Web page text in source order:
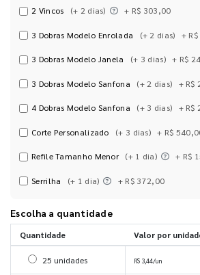
2 Vincos (+ 2 dias) + R$ 303,00
3 Dobras Modelo Enrolada (+ 2 dias) +
3 Dobras Modelo Janela (+ 3 dias) + R$
3 Dobras Modelo Sanfona (+ 2 dias) + R$
4 Dobras Modelo Sanfona (+ 3 dias) + R$
Corte Personalizado (+ 3 dias) + R$
Refile Tamanho Menor (+ 1 dia) + R$
Serrilha (+ 1 dia) + R$ 372,00
Escolha a quantidade
Quantidade Valor por
Selecionar 25 unidades
25 unidades R$ 3,44/un